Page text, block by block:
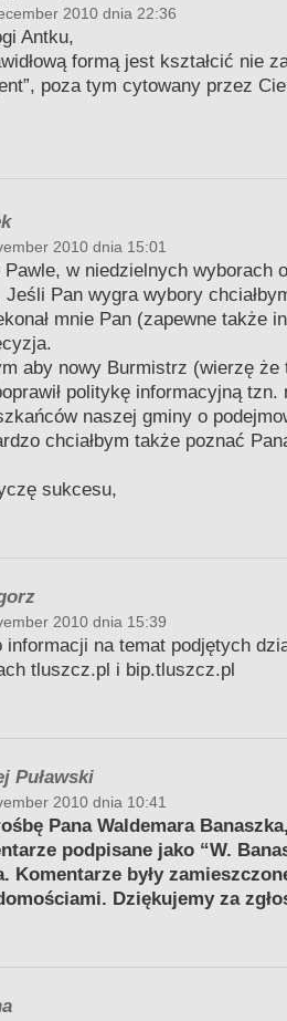
2010 dnia 22:36
Antku,
formą jest kształcić nie
poza tym cytowany przez
2010 dnia 15:01
Pawle, w niedzielnych wyborach
Jeśli Pan wygra wybory
mnie Pan (zapewne także
aby nowy Burmistrz (wierzę
politykę informacyjną
naszej gminy o
chciałbym także poznać
sukcesu,
2010 dnia 15:39
informacji na temat podjętych
tluszcz.pl i bip.tluszcz.pl
Puławski
2010 dnia 10:41
Pana Waldemara
podpisane jako “W.
Komentarze były
Dziękujemy za